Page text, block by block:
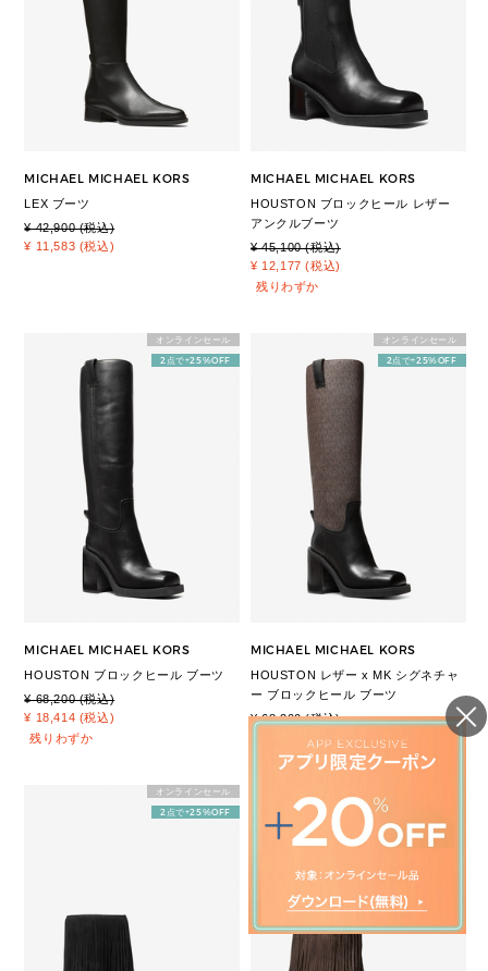
MICHAEL MICHAEL KORS
LEX ブーツ
¥ 42,900 (税込)
¥ 11,583 (税込)
MICHAEL MICHAEL KORS
HOUSTON ブロックヒール レザー
アンクルブーツ
¥ 45,100 (税込)
¥ 12,177 (税込)
残りわずか
オンラインセール
2点で+25%OFF
MICHAEL MICHAEL KORS
HOUSTON ブロックヒール ブーツ
¥ 68,200 (税込)
¥ 18,414 (税込)
残りわずか
オンラインセール
2点で+25%OFF
MICHAEL MICHAEL KORS
HOUSTON レザー x MK シグネチャ
ー ブロックヒール ブーツ
¥ 68,200 (税込)
¥ 18,414 (税込)
オンラインセール
2点で+25%OFF
2点で+25%OFF